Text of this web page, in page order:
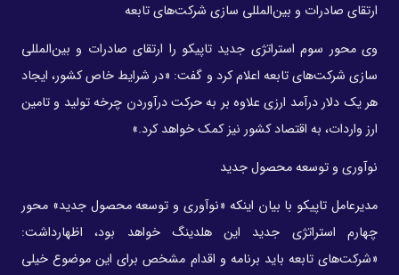
ارتقای صادرات و بین‌المللی‌ سازی شرکت‌های تابعه
وی محور سوم استراتژی جدید تاپیکو را ارتقای صادرات و بین‌المللی‌
سازی شرکت‌های تابعه اعلام کرد و گفت: «در شرایط خاص کشور، ایجاد
هر یک دلار درآمد ارزی علاوه بر به حرکت درآوردن چرخه تولید و تامین
ارز واردات، به اقتصاد کشور نیز کمک خواهد کرد.»
نوآوری و توسعه محصول جدید
مدیرعامل تاپیکو با بیان اینکه «نوآوری و توسعه محصول جدید» محور
چهارم استراتژی جدید این هلدینگ خواهد بود، اظهارداشت:
«شرکت‌های تابعه باید برنامه و اقدام مشخص برای این موضوع خیلی